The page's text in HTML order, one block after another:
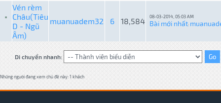
Vén rèm
Châu(Tiêu
D - Ngũ
Âm)
muanuadem32 6 18,584 08-03-2014, 05:03 AM
Bài mới nhất:
Di chuyển nhanh:
Những người đang xem chủ đề này: 1 khách